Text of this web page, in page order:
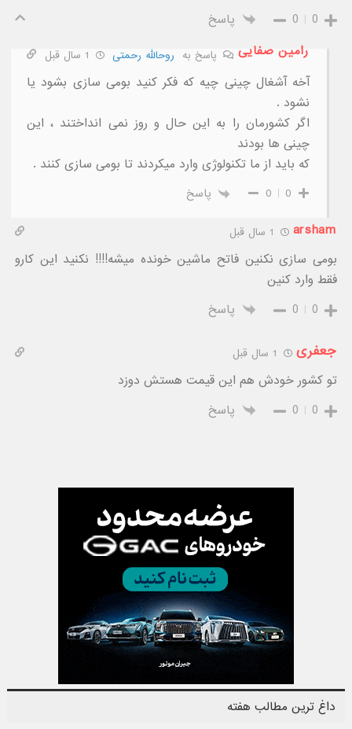
0
0
پاسخ
رامین صفایی
پاسخ به روحالله رحمتی
آخه آشغال چینی چیه که فکر کنید بومی سازی بشود یا
نشود .
اگر کشورمان را به این حال و روز نمی انداختند ، این
چینی ها بودند
که باید از ما تکنولوژی وارد میکردند تا بومی سازی کنند .
0
0 پاسخ
arsham
بومی سازی نکنین فاتح ماشین خونده میشه!!!! نکنید این کارو
فقط وارد کنین
0
0 پاسخ
جعفری
تو کشور خودش هم این قیمت هستش دوزد
0
0 پاسخ
داغ ترین مطالب هفته